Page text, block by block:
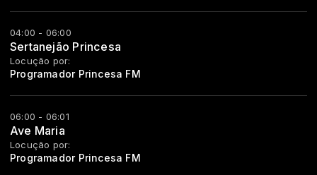
04:00 - 06:00
Sertanejão Princesa
Locução por:
Programador Princesa FM
06:00 - 06:01
Ave Maria
Locução por:
Programador Princesa FM